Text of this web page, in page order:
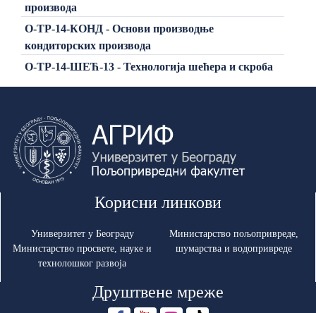
производа
О-ТР-14-КОНД - Основи производње
кондиторских производа
О-ТР-14-ШЕЋ-13 - Технологија шећера и скроба
Корисни линкови
Универзитет у Београду
Министарство просвете, науке и
технолошког развоја
Министарство пољопривреде,
шумарства и водопривреде
Друштвене мреже